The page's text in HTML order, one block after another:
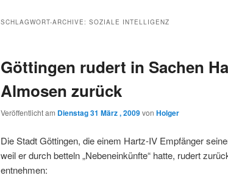
wechseln
SCHLAGWORT-ARCHIVE: SOZIALE INTELLIGENZ
Göttingen rudert in Sachen
Almosen zurück
Veröffentlicht am Dienstag 31 März , 2009von Holger
Die Stadt Göttingen, die einem Hartz-IV Empfänger
weil er durch betteln „Nebeneinkünfte“ hatte, rudert
entnehmen: